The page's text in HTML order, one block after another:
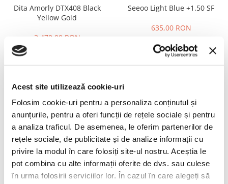
Acest site utilizează cookie-uri
Folosim cookie-uri pentru a personaliza conținutul și
anunțurile, pentru a oferi funcții de rețele sociale și pentru
a analiza traficul. De asemenea, le oferim partenerilor de
rețele sociale, de publicitate și de analize informații cu
privire la modul în care folosiți site-ul nostru. Aceștia le
pot combina cu alte informații oferite de dvs. sau culese
în urma folosirii serviciilor lor. În cazul în care alegeți să
SEEOO
STELLA MCCARTNEY
TIFFANY&CO
ZEAL
ZILLI
Dita Amorly DTX408 Black
Yellow Gold
3.470,00 RON
Seeoo Light Blue +1.50 SF
635,00 RON
ÎN STOC
PERSOL PO3263V Terra Di
Siena
765,00 RON
ÎN STOC
ADAUGĂ ÎN COȘ
ZILLI ZI65059 C01
3.565,00 RON
ÎN STOC
ADAUGĂ ÎN COȘ